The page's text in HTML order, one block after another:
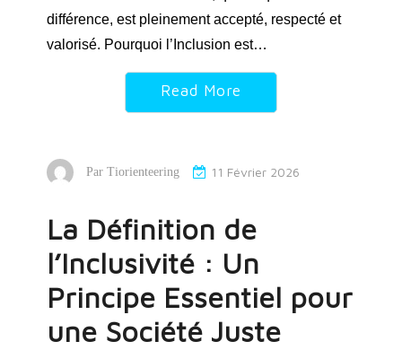
différence, est pleinement accepté, respecté et
valorisé. Pourquoi l’Inclusion est…
Read More
Par Tiorienteering 11 Février 2026
La Définition de
l’Inclusivité : Un
Principe Essentiel pour
une Société Juste